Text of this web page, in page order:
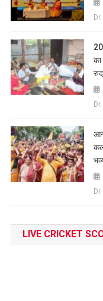
LIVE CRICKET